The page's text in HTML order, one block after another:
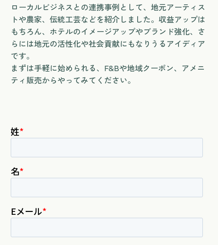
ローカルビジネスとの連携事例として、地元アーティス
トや農家、伝統工芸などを紹介しました。収益アップは
もちろん、ホテルのイメージアップやブランド強化、さ
らには地元の活性化や社会貢献にもなりうるアイディア
です。
まずは手軽に始められる、F&Bや地域クーポン、アメニ
ティ販売からやってみてください。